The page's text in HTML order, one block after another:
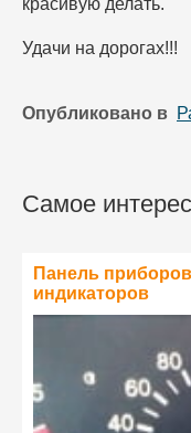
красивую делать.
Удачи на дорогах!!!
Опубликовано в
Самое
Панель
индикаторов